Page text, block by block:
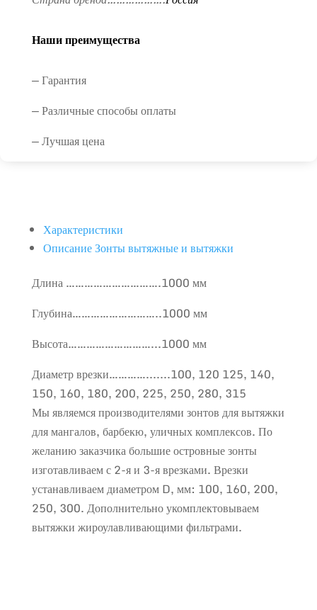
Наши преимущества
— Гарантия
— Различные способы оплаты
— Лучшая цена
Характеристики
Описание Зонты вытяжные и вытяжки
Длина ………………………….1000 мм
Глубина………………………..1000 мм
Высота………………………...1000 мм
Диаметр врезки………….......100, 120 125, 140,
150, 160, 180, 200, 225, 250, 280, 315
Мы являемся производителями зонтов для вытяжки
для мангалов, барбекю, уличных комплексов. По
желанию заказчика большие островные зонты
изготавливаем с 2-я и 3-я врезками. Врезки
устанавливаем диаметром D, мм: 100, 160, 200,
250, 300. Дополнительно укомплектовываем
вытяжки жироулавливающими фильтрами.